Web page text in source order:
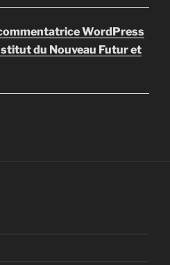
WordPress
du Nouveau Futur et